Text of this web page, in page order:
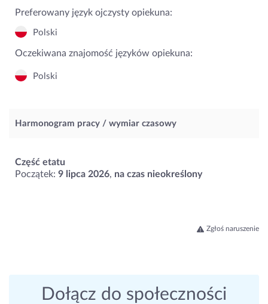
Preferowany język ojczysty opiekuna:
Polski
Oczekiwana znajomość języków opiekuna:
Polski
Harmonogram pracy / wymiar czasowy
Część etatu
Początek: 9 lipca 2026, na czas nieokreślony
Zgłoś naruszenie
Dołącz do społeczności